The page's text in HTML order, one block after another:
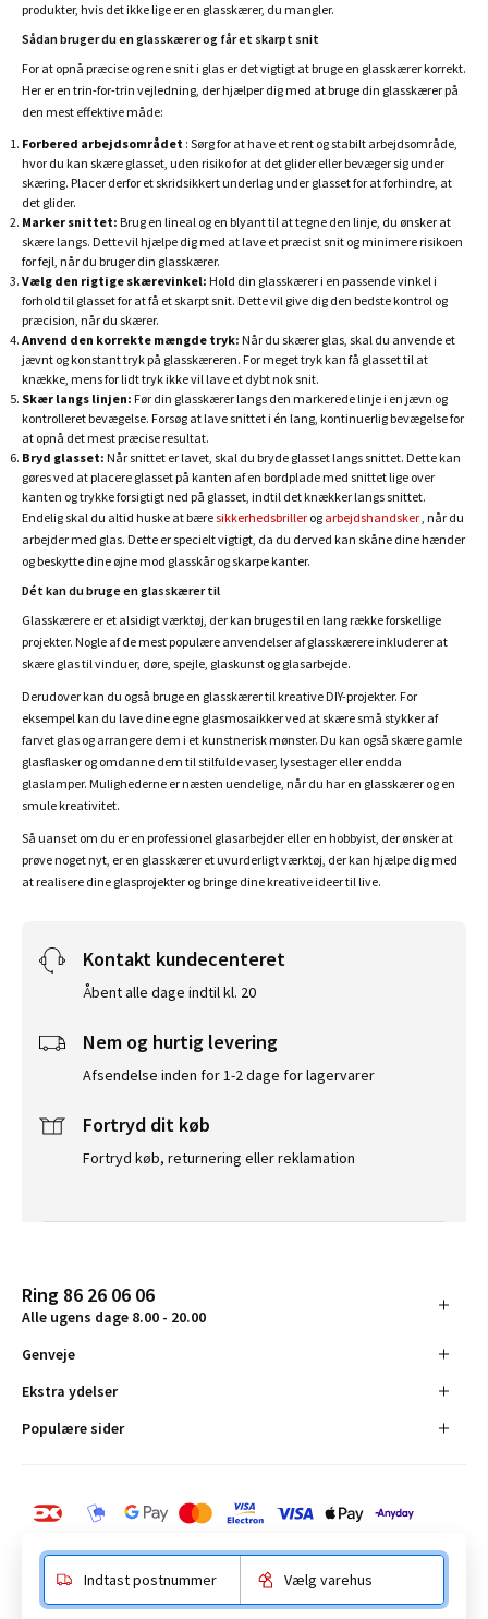
produkter, hvis det ikke lige er en glasskærer, du mangler.
Sådan bruger du en glasskærer og får et skarpt snit
For at opnå præcise og rene snit i glas er det vigtigt at bruge en glasskærer korrekt.
Her er en trin-for-trin vejledning, der hjælper dig med at bruge din glasskærer på
den mest effektive måde:
Forbered arbejdsområdet : Sørg for at have et rent og stabilt arbejdsområde,
hvor du kan skære glasset, uden risiko for at det glider eller bevæger sig under
skæring. Placer derfor et skridsikkert underlag under glasset for at forhindre, at
det glider.
Marker snittet: Brug en lineal og en blyant til at tegne den linje, du ønsker at
skære langs. Dette vil hjælpe dig med at lave et præcist snit og minimere risikoen
for fejl, når du bruger din glasskærer.
Vælg den rigtige skærevinkel: Hold din glasskærer i en passende vinkel i
forhold til glasset for at få et skarpt snit. Dette vil give dig den bedste kontrol og
præcision, når du skærer.
Anvend den korrekte mængde tryk: Når du skærer glas, skal du anvende et
jævnt og konstant tryk på glasskæreren. For meget tryk kan få glasset til at
knække, mens for lidt tryk ikke vil lave et dybt nok snit.
Skær langs linjen: Før din glasskærer langs den markerede linje i en jævn og
kontrolleret bevægelse. Forsøg at lave snittet i én lang, kontinuerlig bevægelse for
at opnå det mest præcise resultat.
Bryd glasset: Når snittet er lavet, skal du bryde glasset langs snittet. Dette kan
gøres ved at placere glasset på kanten af en bordplade med snittet lige over
kanten og trykke forsigtigt ned på glasset, indtil det knækker langs snittet.
Endelig skal du altid huske at bæresikkerhedsbriller og arbejdshandsker, når du
arbejder med glas. Dette er specielt vigtigt, da du derved kan skåne dine hænder
og beskytte dine øjne mod glasskår og skarpe kanter.
Dét kan du bruge en glasskærer til
Glasskærere er et alsidigt værktøj, der kan bruges til en lang række forskellige
projekter. Nogle af de mest populære anvendelser af glasskærere inkluderer at
skære glas til vinduer, døre, spejle, glaskunst og glasarbejde.
Derudover kan du også bruge en glasskærer til kreative DIY-projekter. For
eksempel kan du lave dine egne glasmosaikker ved at skære små stykker af
farvet glas og arrangere dem i et kunstnerisk mønster. Du kan også skære gamle
glasflasker og omdanne dem til stilfulde vaser, lysestager eller endda
glaslamper. Mulighederne er næsten uendelige, når du har en glasskærer og en
smule kreativitet.
Så uanset om du er en professionel glasarbejder eller en hobbyist, der ønsker at
prøve noget nyt, er en glasskærer et uvurderligt værktøj, der kan hjælpe dig med
at realisere dine glasprojekter og bringe dine kreative ideer til live.
Kontakt kundecenteret
Åbent alle dage indtil kl. 20
Nem og hurtig levering
Afsendelse inden for 1-2 dage for lagervarer
Fortryd dit køb
Fortryd køb, returnering eller reklamation
Ring 86 26 06 06
Alle ugens dage 8.00 - 20.00
Genveje
Ekstra ydelser
Populære sider
Indtast postnummer Vælg varehus